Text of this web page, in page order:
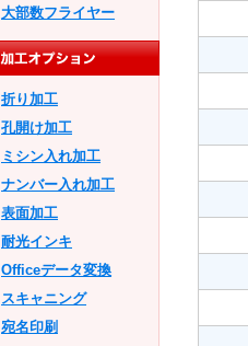
大部数フライヤー
折り加工
孔開け加工
ミシン入れ加工
ナンバー入れ加工
表面加工
耐光インキ
Officeデータ変換
スキャニング
宛名印刷